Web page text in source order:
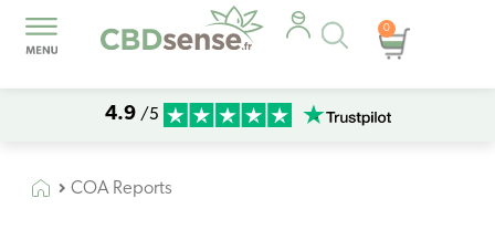
Recherche
de
produits
0
Panier
4.9 /5
COA Reports